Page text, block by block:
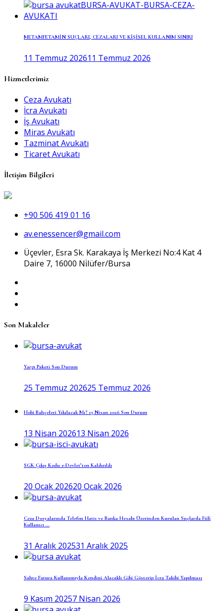
METAMFETAMİN SUÇLARI, CEZALARI VE KİŞİSEL KULLANIM SINIRI
11 Temmuz 202611 Temmuz 2026
Hizmetlerimiz
Ceza Avukatı
İcra Avukatı
İş Avukatı
Miras Avukatı
Tazminat Avukatı
Ticaret Avukatı
İletişim Bilgileri
+90 506 419 01 16
av.enessencer@gmail.com
Üçevler, Esra Sk. Karakaya İş Merkezi No:4 Kat 4
Daire 7, 16000 Ni̇lüfer/Bursa
Son Makaleler
Yargı Paketi Son Durum
25 Temmuz 202625 Temmuz 2026
Hobi Bahçeleri Yıkılacak Mı? 13 Nisan 2026 Son Durum
13 Nisan 202613 Nisan 2026
SGK Çıkış Kodu e-Devlet’ten Kaldırıldı
20 Ocak 202620 Ocak 2026
Ceza Dosyalarında Telefon Hattı ve Banka Hesabı Üzerinden Kurulan Suçlarda Fiilî
Kullanıcı ...
31 Aralık 202531 Aralık 2025
Sahte Fatura Kullanımıyla Kendini Alacaklı Gibi Gösterip İcra Takibi Yapılması
9 Kasım 20257 Nisan 2026